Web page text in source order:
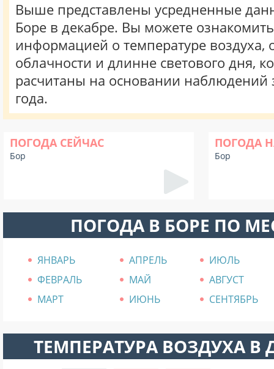
Выше представлены усредненные
Боре в декабре. Вы можете
информацией о температуре воздуха,
облачности и длинне светового дня,
расчитаны на основании наблюдений
года.
ПОГОДА СЕЙЧАС
Бор
ПОГОДА
Бор
ПОГОДА В БОРЕ ПО
ЯНВАРЬ АПРЕЛЬ
ИЮЛЬ
ФЕВРАЛЬ
МАЙ
АВГУСТ
МАРТ
ИЮНЬ СЕНТЯБРЬ
ТЕМПЕРАТУРА ВОЗДУХА В